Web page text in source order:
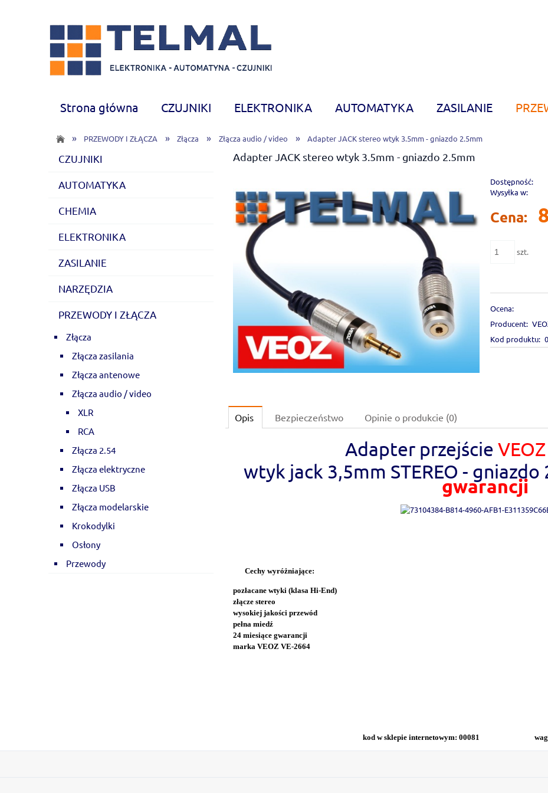
Strona główna CZUJNIKI ELEKTRONIKA AUTOMATYKA ZASILANIE
CHEMIA
Nowości
» PRZEWODY I ZŁĄCZA » Złącza » Złącza audio / video » Adapter JACK stereo wtyk 3.5mm - gniazdo 2.5mm
CZUJNIKI
AUTOMATYKA
CHEMIA
ELEKTRONIKA
ZASILANIE
NARZĘDZIA
PRZEWODY I ZŁĄCZA
Złącza
Złącza zasilania
Złącza antenowe
Złącza audio / video
XLR
RCA
Złącza 2.54
Złącza elektryczne
Złącza USB
Złącza modelarskie
Krokodylki
Osłony
Przewody
Adapter JACK stereo wtyk 3.5mm - gniazdo 2.5mm
Dostępność:
Wysyłka w:
Cena:
szt.
Ocena:
Producent:
Kod produktu:
Opis Bezpieczeństwo Opinie o produkcie (0)
Adapter przejście
wtyk jack 3,5mm STEREO - gniazdo
gwarancji
Cechy wyróżniające:
pozłacane wtyki (klasa Hi-End)
złącze stereo
wysokiej jakości przewód
pełna miedź
24 miesiące gwarancji
marka VEOZ VE-2664
kod w sklepie internetowym: 00081 waga